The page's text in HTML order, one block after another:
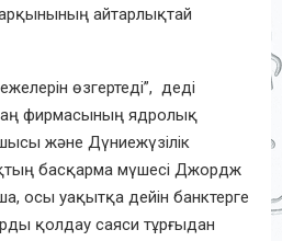
айтарлықтай
өзгертеді”, деді
фирмасының ядролық
және Дүниежүзілік
басқарма мүшесі Джордж
осы уақытқа дейін банктерге
қолдау саяси тұрғыдан